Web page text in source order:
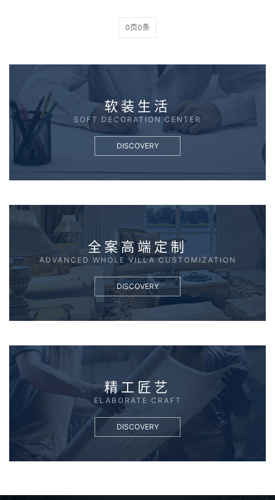
0页0条
软装生活
SOFT DECORATION CENTER
DISCOVERY
全案高端定制
ADVANCED WHOLE VILLA CUSTOMIZATION
DISCOVERY
精工匠艺
ELABORATE CRAFT
DISCOVERY